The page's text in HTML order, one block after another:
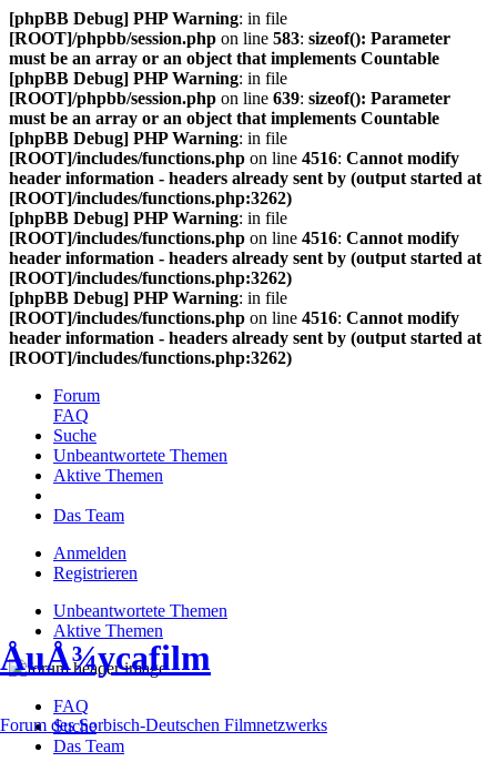
[phpBB Debug] PHP Warning: in file
[ROOT]/phpbb/session.php on line 583: sizeof(): Parameter
must be an array or an object that implements Countable
[phpBB Debug] PHP Warning: in file
[ROOT]/phpbb/session.php on line 639: sizeof(): Parameter
must be an array or an object that implements Countable
[phpBB Debug] PHP Warning: in file
[ROOT]/includes/functions.php on line 4516: Cannot modify
header information - headers already sent by (output started at
[ROOT]/includes/functions.php:3262)
[phpBB Debug] PHP Warning: in file
[ROOT]/includes/functions.php on line 4516: Cannot modify
header information - headers already sent by (output started at
[ROOT]/includes/functions.php:3262)
[phpBB Debug] PHP Warning: in file
[ROOT]/includes/functions.php on line 4516: Cannot modify
header information - headers already sent by (output started at
[ROOT]/includes/functions.php:3262)
Forum
FAQ
Suche
Unbeantwortete Themen
Aktive Themen
Das Team
Anmelden
Registrieren
Unbeantwortete Themen
Aktive Themen
ÅuÅ¾ycafilm
Forum des Sorbisch-Deutschen Filmnetzwerks
FAQ
Suche
Das Team